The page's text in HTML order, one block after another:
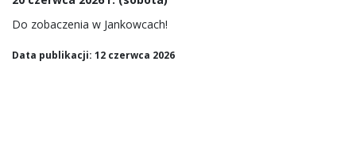
Do zobaczenia w Jankowcach!
Data publikacji: 12 czerwca 2026